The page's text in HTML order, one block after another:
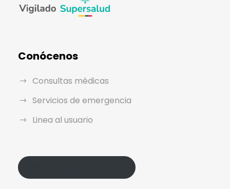
Conócenos
Consultas médicas
Servicios de emergencia
Linea al usuario